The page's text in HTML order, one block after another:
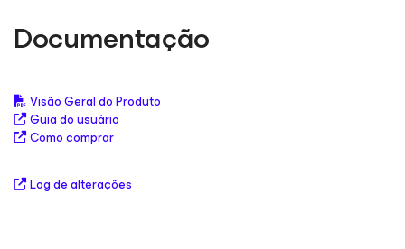
Documentação
Visão Geral do Produto
Guia do usuário
Como comprar
Log de alterações